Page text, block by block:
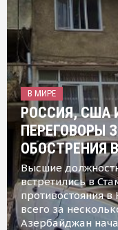
В МИРЕ
РОССИЯ, США
ПЕРЕГОВОРЫ
ОБОСТРЕНИЯ
Высшие
встретились в
противостояния
всего за
Азербайджан